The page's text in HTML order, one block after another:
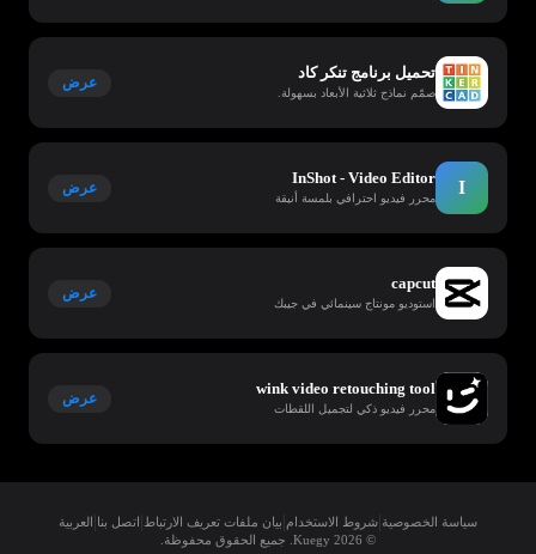
تحميل برنامج تنكر كاد
صمّم نماذج ثلاثية الأبعاد بسهولة.
عرض
I
InShot - Video Editor
محرر فيديو احترافي بلمسة أنيقة
عرض
capcut
استوديو مونتاج سينمائي في جيبك
عرض
wink video retouching tool
محرر فيديو ذكي لتجميل اللقطات
عرض
سياسة الخصوصية شروط الاستخدام بيان ملفات تعريف الارتباط اتصل بنا العربية
© 2026 Kuegy. جميع الحقوق محفوظة.